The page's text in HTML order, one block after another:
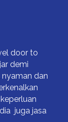
door to
demi
dan
juga jasa